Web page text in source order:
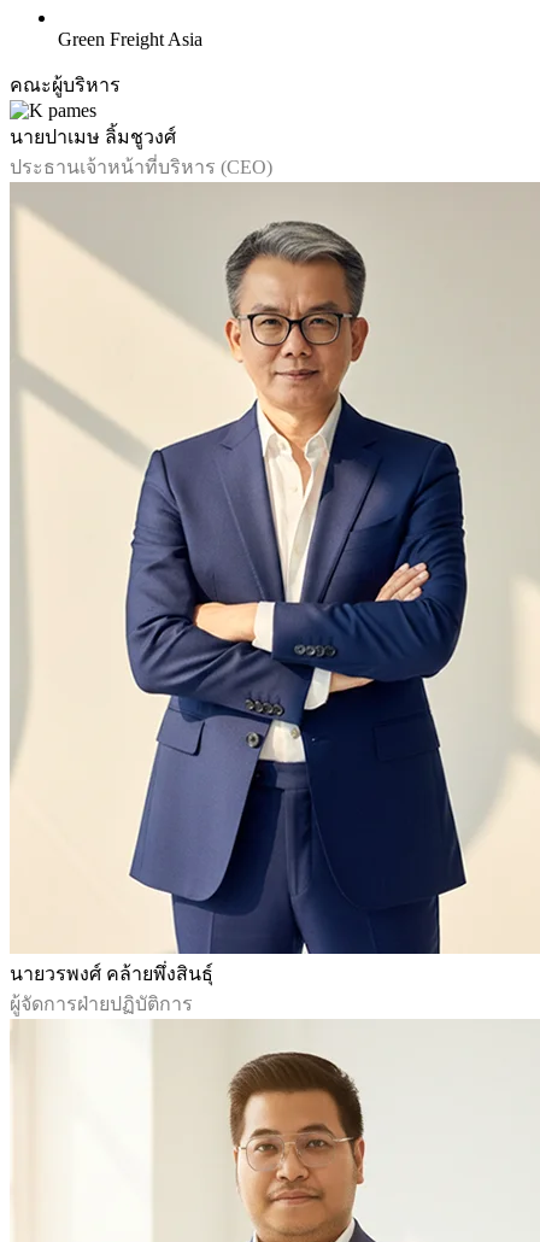
Green Freight Asia
คณะผู้บริหาร
นายปาเมษ ลิ้มชูวงศ์
ประธานเจ้าหน้าที่บริหาร (CEO)
นายวรพงศ์ คล้ายพึ่งสินธุ์
ผู้จัดการฝ่ายปฏิบัติการ